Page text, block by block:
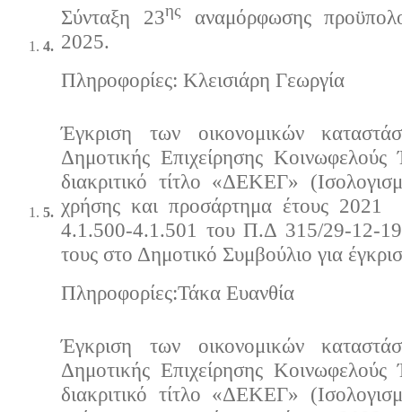
4.
Σύνταξη 23ηςαναμόρφωσης
2025.
Πληρoφορίες: Κλεισιάρη Γεωργία
5.
Έγκριση των οικονομικών
Δημοτικής Επιχείρησης
διακριτικό τίτλο «ΔΕΚΕΓ»
χρήσης και προσάρτημα έτους
4.1.500-4.1.501 του Π.Δ 315/29-12-
τους στο Δημοτικό Συμβούλιο για
Πληρoφορίες:Τάκα Ευανθία
Έγκριση των οικονομικών
Δημοτικής Επιχείρησης
διακριτικό τίτλο «ΔΕΚΕΓ»